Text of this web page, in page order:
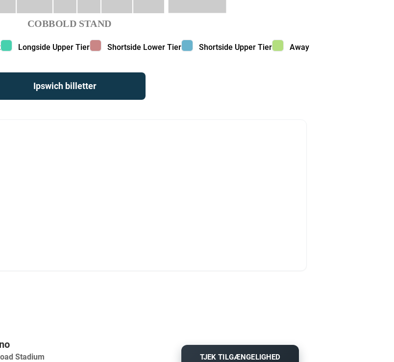
COBBOLD STAND
Longside Upper Tier color
Longside Upper Tier Shortside Lower Tier color
Shortside Lower Tier Shortside Upper Tier color
Shortside Upper Tier Away color
Away
Ipswich billetter
Stadium
TJEK TILGÆNGELIGHED